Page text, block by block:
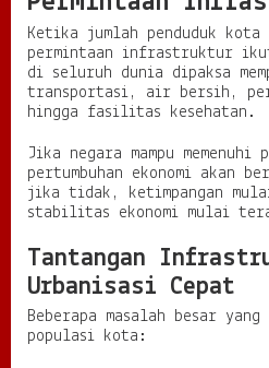
Ketika jumlah penduduk kota
permintaan infrastruktur
di seluruh dunia dipaksa
transportasi, air bersih,
hingga fasilitas kesehatan.
Jika negara mampu
pertumbuhan ekonomi akan
jika tidak, ketimpangan
stabilitas ekonomi mulai
Tantangan
Urbanisasi Cepat
Beberapa masalah besar
populasi kota: